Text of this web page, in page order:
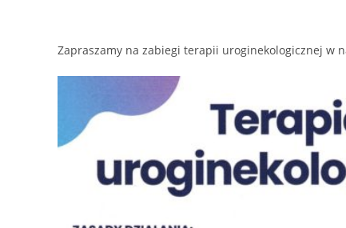
Zapraszamy na zabiegi terapii uroginekologicznej w